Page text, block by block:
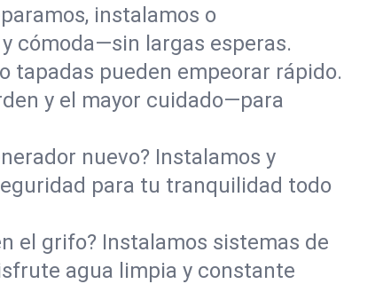
instalamos o
cómoda—sin largas esperas.
tapadas pueden empeorar rápido.
y el mayor cuidado—para
nuevo? Instalamos y
para tu tranquilidad todo
el grifo? Instalamos sistemas de
agua limpia y constante